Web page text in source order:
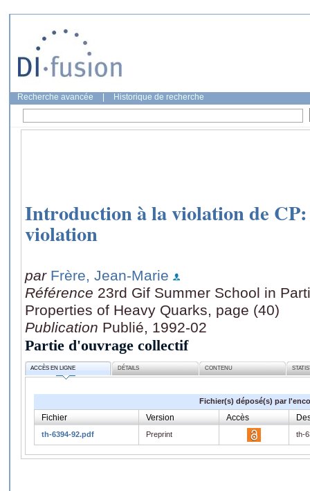
Recherche avancée Historique de recherche
Introduction à la violation de
violation
par Frère, Jean-Marie
Référence 23rd Gif Summer School in
Properties of Heavy Quarks, page (40)
Publication Publié, 1992-02
Partie d'ouvrage collectif
ACCÈS EN LIGNE DÉTAILS CONTENU
Fichier(s) déposé(s) par
Fichier Version Accès
th-6394-92.pdf Preprint th-